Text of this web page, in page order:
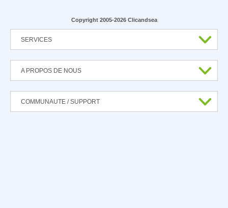
Copyright 2005-2026 Clicandsea
SERVICES
A PROPOS DE NOUS
COMMUNAUTE / SUPPORT